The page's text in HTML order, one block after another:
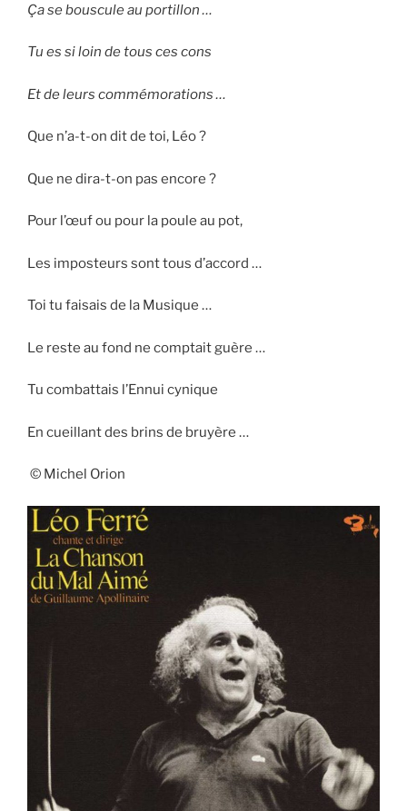
Ça se bouscule au portillon …
Tu es si loin de tous ces cons
Et de leurs commémorations …
Que n’a-t-on dit de toi, Léo ?
Que ne dira-t-on pas encore ?
Pour l’œuf ou pour la poule au pot,
Les imposteurs sont tous d’accord …
Toi tu faisais de la Musique …
Le reste au fond ne comptait guère …
Tu combattais l’Ennui cynique
En cueillant des brins de bruyère …
© Michel Orion